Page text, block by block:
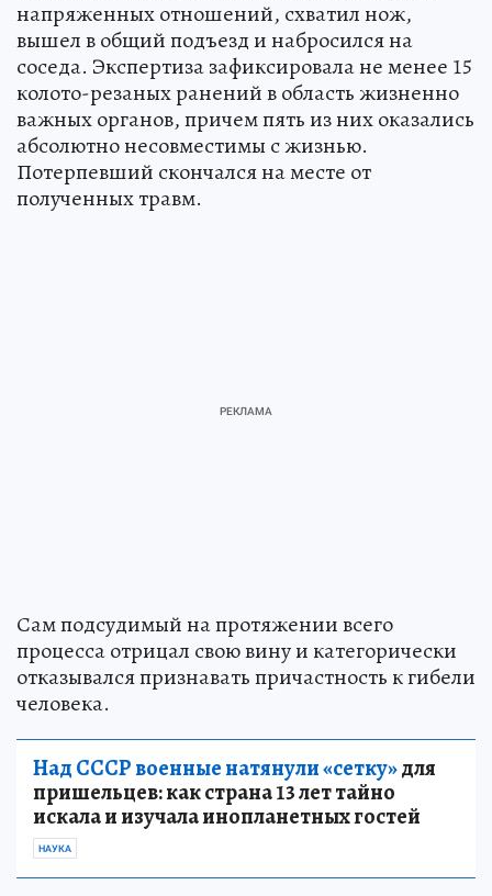
напряженных отношений, схватил нож,
вышел в общий подъезд и набросился на
соседа. Экспертиза зафиксировала не менее 15
колото-резаных ранений в область жизненно
важных органов, причем пять из них оказались
абсолютно несовместимы с жизнью.
Потерпевший скончался на месте от
полученных травм.
Сам подсудимый на протяжении всего
процесса отрицал свою вину и категорически
отказывался признавать причастность к гибели
человека.
Над СССР военные натянули «сетку»для
пришельцев: как страна 13 лет тайно
искала и изучала инопланетных гостей
НАУКА